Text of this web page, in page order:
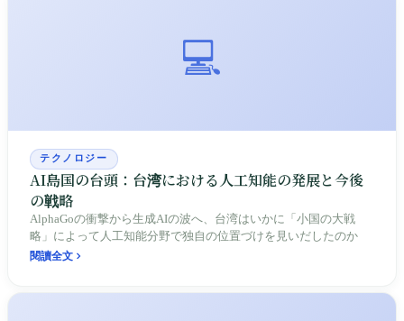
💻
テクノロジー
AI島国の台頭：台湾における人工知能の発展と今後
の戦略
AlphaGoの衝撃から生成AIの波へ、台湾はいかに「小国の大戦
略」によって人工知能分野で独自の位置づけを見いだしたのか
閱讀全文